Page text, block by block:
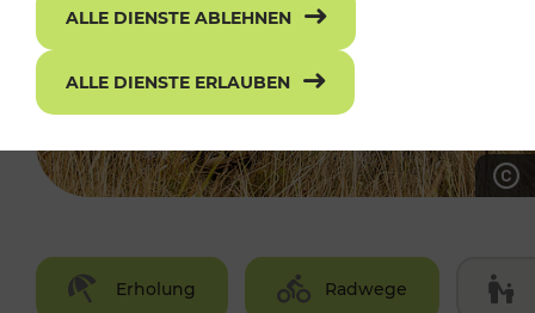
Erholung Radwege
ALLE DIENSTE ABLEHNEN
ALLE DIENSTE ERLAUBEN